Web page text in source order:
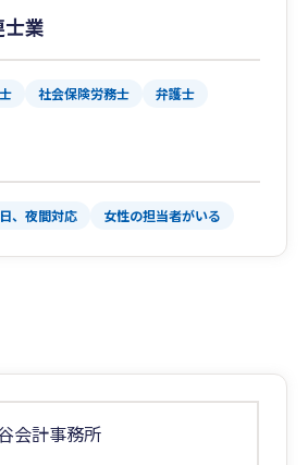
業
社会保険労務士 弁護士
、夜間対応 女性の担当者がいる
会計事務所